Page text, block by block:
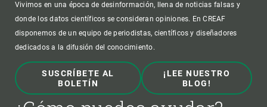
Vivimos en una época de desinformación, llena de noticias falsas y
donde los datos científicos se consideran opiniones. En CREAF
disponemos de un equipo de periodistas, científicos y diseñadores
dedicados a la difusión del conocimiento.
SUSCRÍBETE AL
BOLETÍN
¡LEE NUESTRO
BLOG!